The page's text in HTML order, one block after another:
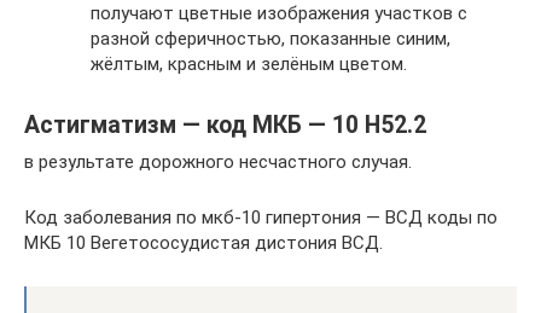
получают цветные изображения участков с
разной сферичностью, показанные синим,
жёлтым, красным и зелёным цветом.
Астигматизм — код МКБ — 10 H52.2
в результате дорожного несчастного случая.
Код заболевания по мкб-10 гипертония — ВСД коды по
МКБ 10 Вегетососудистая дистония ВСД.